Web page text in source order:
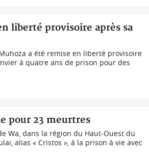
liberté provisoire après sa
a été remise en liberté provisoire
à quatre ans de prison pour des
pour 23 meurtres
Wa, dans la région du Haut-Ouest du
alias « Cristos », à la prison à vie avec